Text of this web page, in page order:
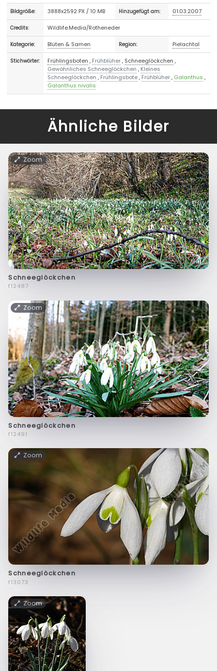
Bildgröße: 3888x2592 PX / 10 MB Hinzugefügt am: 01.03.2007
Credits: Wildlife.Media/Rotheneder
Kategorie: Blüten & Samen Region: Pielachtal
Stichwörter: Frühlingsboten , Frühblüher, Schneeglöckchen ,
Gewöhnliches Schneeglöckchen , Kleines
Schneeglöckchen , Frühlingsbote, Frühblüher, Galanthus ,
Galanthus nivalis
Ähnliche Bilder
Zoom
Schneeglöckchen
f12487
Zoom
Schneeglöckchen
f12491
Zoom
Schneeglöckchen
f13073
Zoom